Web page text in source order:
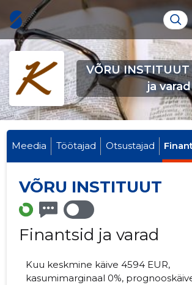
VÕRU
ja varad
Meedia Töötajad Otsustajad
VÕRU INSTITUUT
Finantsid ja varad
Kuu keskmine käive 4594 EUR,
kasumimarginaal 0%,